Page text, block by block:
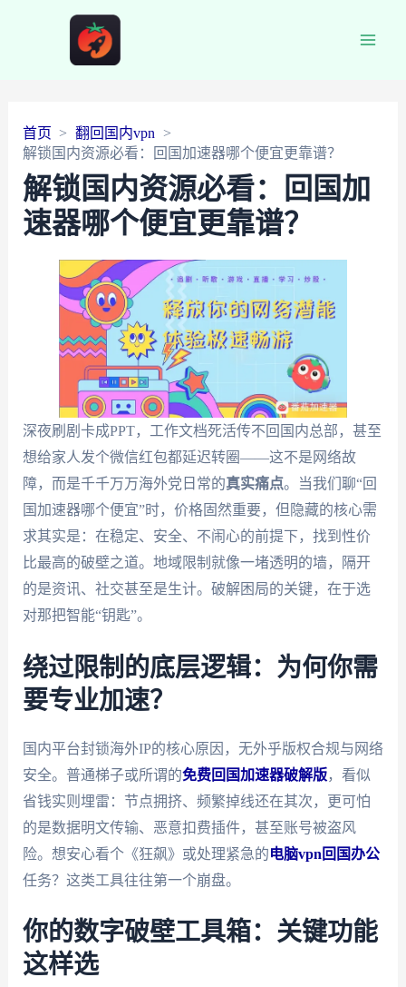
首页
翻回国内vpn
解锁国内资源必看：回国加速器哪个便宜更靠谱？
解锁国内资源必看：回国加
速器哪个便宜更靠谱？
深夜刷剧卡成PPT，工作文档死活传不回国内总部，甚至
想给家人发个微信红包都延迟转圈——这不是网络故
障，而是千千万万海外党日常的真实痛点。当我们聊“回
国加速器哪个便宜”时，价格固然重要，但隐藏的核心需
求其实是：在稳定、安全、不闹心的前提下，找到性价
比最高的破壁之道。地域限制就像一堵透明的墙，隔开
的是资讯、社交甚至是生计。破解困局的关键，在于选
对那把智能“钥匙”。
绕过限制的底层逻辑：为何你需
要专业加速？
国内平台封锁海外IP的核心原因，无外乎版权合规与网络
安全。普通梯子或所谓的免费回国加速器破解版，看似
省钱实则埋雷：节点拥挤、频繁掉线还在其次，更可怕
的是数据明文传输、恶意扣费插件，甚至账号被盗风
险。想安心看个《狂飙》或处理紧急的电脑vpn回国办公
任务？这类工具往往第一个崩盘。
你的数字破壁工具箱：关键功能
这样选